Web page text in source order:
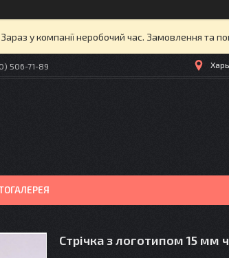
Зараз у компанії неробочий час. Замовлення та
506-71-89
Стрічка з логотипом 15 мм